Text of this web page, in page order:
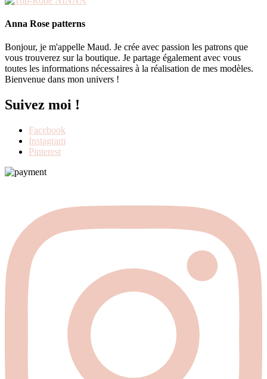
Anna Rose patterns
Bonjour, je m'appelle Maud. Je crée avec passion les patrons que
vous trouverez sur la boutique. Je partage également avec vous
toutes les informations nécessaires à la réalisation de mes modèles.
Bienvenue dans mon univers !
Suivez moi !
Facebook
Instagram
Pinterest